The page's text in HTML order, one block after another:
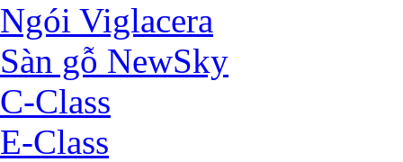
Ngói Viglacera
Sàn gỗ NewSky
C-Class
E-Class